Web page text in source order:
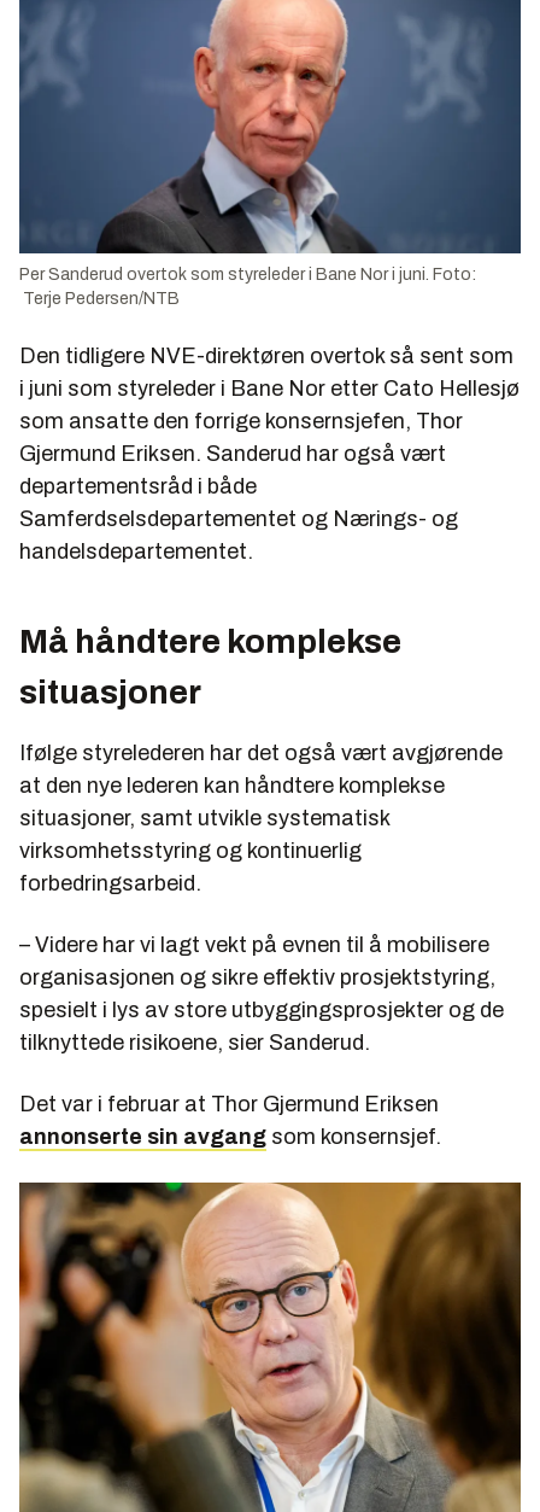
Per Sanderud overtok som styreleder i Bane Nor i juni. Foto:
Terje Pedersen/NTB
Den tidligere NVE-direktøren overtok så sent som
i juni som styreleder i Bane Nor etter Cato Hellesjø
som ansatte den forrige konsernsjefen, Thor
Gjermund Eriksen. Sanderud har også vært
departementsråd i både
Samferdselsdepartementet og Nærings- og
handelsdepartementet.
Må håndtere komplekse
situasjoner
Ifølge styrelederen har det også vært avgjørende
at den nye lederen kan håndtere komplekse
situasjoner, samt utvikle systematisk
virksomhetsstyring og kontinuerlig
forbedringsarbeid.
– Videre har vi lagt vekt på evnen til å mobilisere
organisasjonen og sikre effektiv prosjektstyring,
spesielt i lys av store utbyggingsprosjekter og de
tilknyttede risikoene, sier Sanderud.
Det var i februar at Thor Gjermund Eriksen
annonserte sin avgang som konsernsjef.